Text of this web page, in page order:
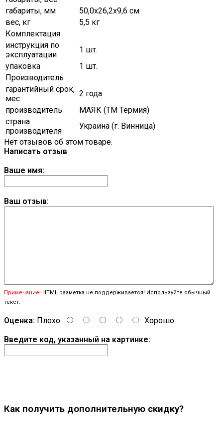
габариты, мм
50,0х26,2х9,6 см
вес, кг
5,5 кг
Комплектация
инструкция по
эксплуатации
1 шт.
упаковка
1 шт.
Производитель
гарантийный срок,
мес
2 года
производитель
МАЯК (ТМ Термия)
страна
производителя
Украина (г. Винница)
Нет отзывов об этом товаре.
Написать отзыв
Ваше имя:
Ваш отзыв:
Примечание: HTML разметка не поддерживается! Используйте обычный
текст.
Оценка: Плохо
Хорошо
Введите код, указанный на картинке:
Как получить дополнительную скидку?